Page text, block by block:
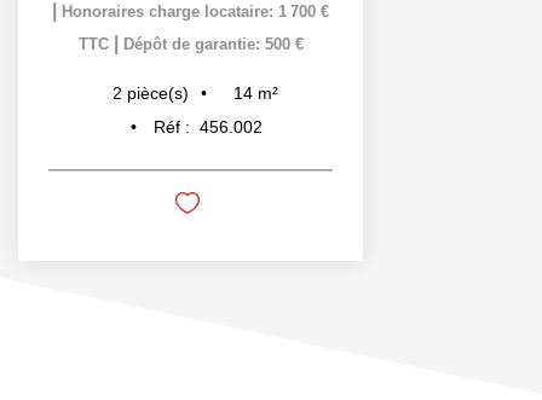
Honoraires charge locataire: 1 700 €
TTC
Dépôt de garantie: 500 €
2 pièce(s) 14 m²
Réf : 456.002